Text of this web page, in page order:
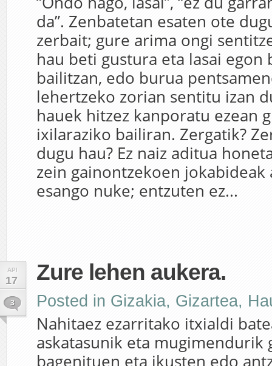
da”. Zenbatetan esaten ote
zerbait; gure arima ongi
hau beti gustura eta lasai egon
bailitzan, edo burua
lehertzeko zorian sentitu izan
hauek hitzez kanporatu ezean
ixilaraziko bailiran. Zergatik?
dugu hau? Ez naiz aditua
zein gainontzekoen jokabideak
esango nuke; entzuten ez...
API
17
3
Zure lehen aukera.
Posted in Gizakia, Gizartea,
Nahitaez ezarritako itxialdi
askatasunik eta mugimendurik
bagenituen eta ikusten edo